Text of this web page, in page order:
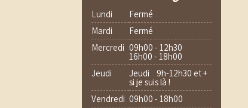
Lundi
Fermé
Mardi
Fermé
Mercredi 09h00 - 12h30
16h00 - 18h00
Jeudi
Jeudi 9h-12h30 et +
si je suis là !
Vendredi 09h00 - 18h00